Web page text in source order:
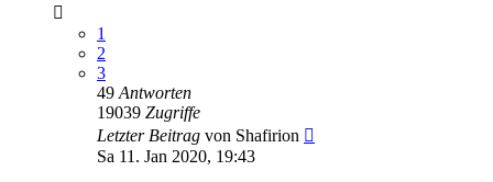
1
2
3
49 Antworten
19039 Zugriffe
Letzter Beitrag von Shafirion
Sa 11. Jan 2020, 19:43